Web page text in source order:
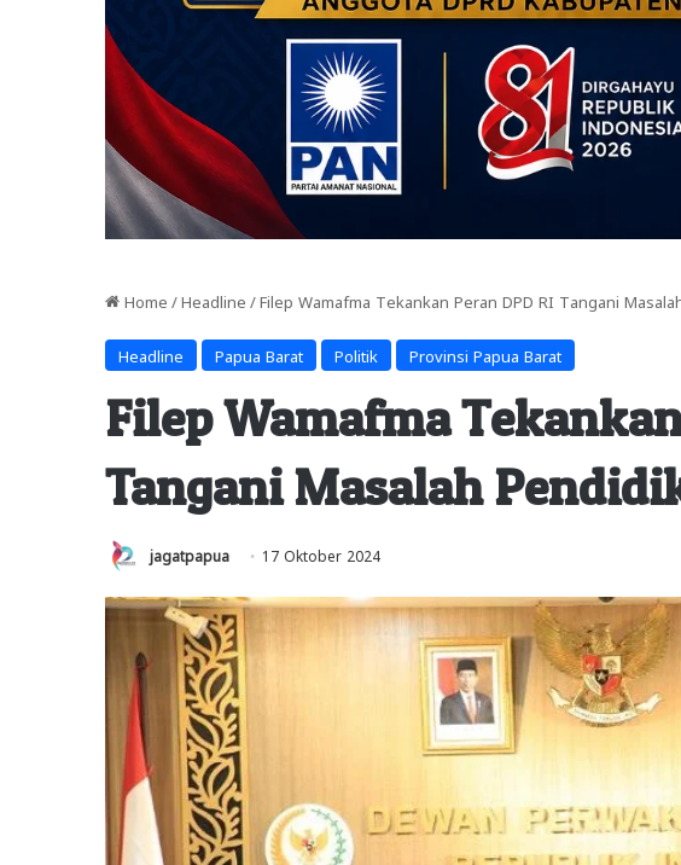
Home / Headline / Filep Wamafma Tekankan Peran DPD RI Tangani
Headline Papua Barat Politik Provinsi Papua Barat
Filep Wamafma
Tangani Masalah
jagatpapua 17 Oktober 2024